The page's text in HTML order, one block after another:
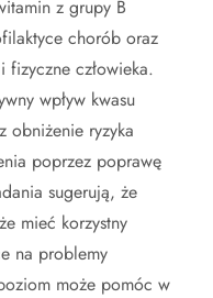
z grupy B
chorób oraz
fizyczne człowieka.
wpływ kwasu
obniżenie ryzyka
poprzez poprawę
sugerują, że
mieć korzystny
na problemy
może pomóc w